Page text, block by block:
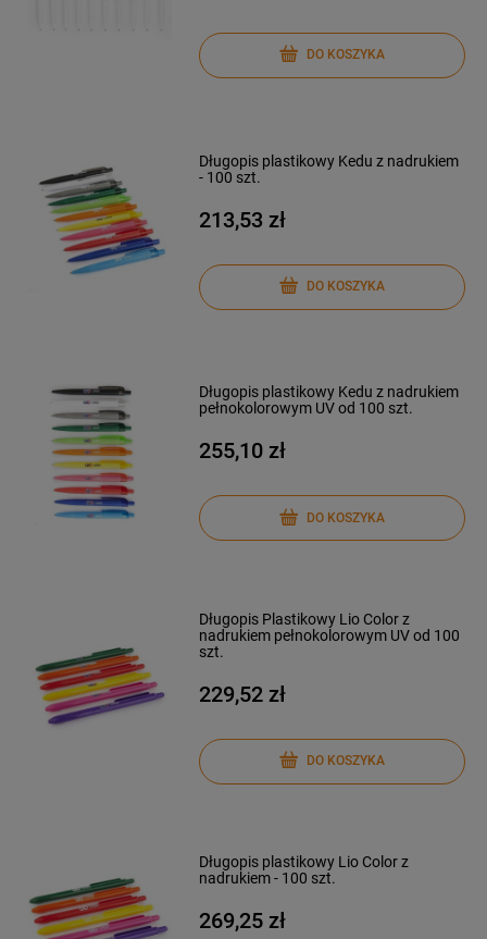
DO KOSZYKA
Długopis plastikowy Kedu z nadrukiem
- 100 szt.
213,53 zł
DO KOSZYKA
Długopis plastikowy Kedu z nadrukiem
pełnokolorowym UV od 100 szt.
255,10 zł
DO KOSZYKA
Długopis Plastikowy Lio Color z
nadrukiem pełnokolorowym UV od 100
szt.
229,52 zł
DO KOSZYKA
Długopis plastikowy Lio Color z
nadrukiem - 100 szt.
269,25 zł